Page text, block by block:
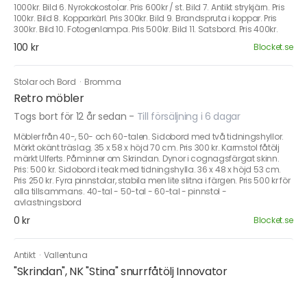
1000kr. Bild 6. Nyrokokostolar. Pris 600kr / st. Bild 7. Antikt strykjärn. Pris
100kr. Bild 8. Kopparkärl. Pris 300kr. Bild 9. Brandspruta i koppar. Pris
300kr. Bild 10. Fotogenlampa. Pris 500kr. Bild 11. Satsbord. Pris 400kr.
100 kr Blocket.se
Stolar och Bord · Bromma
Retro möbler
Togs bort för 12 år sedan - Till försäljning i 6 dagar
Möbler från 40-, 50- och 60-talen. Sidobord med två tidningshyllor.
Mörkt okänt träslag. 35 x 58 x höjd 70 cm. Pris 300 kr. Karmstol fåtölj
märkt Ulferts. Påminner om Skrindan. Dynor i cognagsfärgat skinn.
Pris: 500 kr. Sidobord i teak med tidningshylla. 36 x 48 x höjd 53 cm.
Pris 250 kr. Fyra pinnstolar, stabila men lite slitna i färgen. Pris 500 kr för
alla tillsammans. 40-tal - 50-tal - 60-tal - pinnstol -
avlastningsbord
0 kr Blocket.se
Antikt · Vallentuna
"Skrindan", NK "Stina" snurrfåtölj Innovator